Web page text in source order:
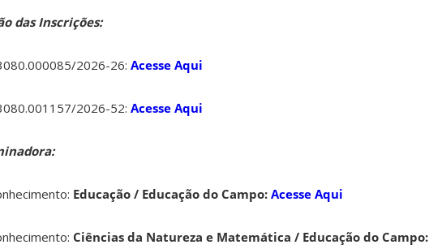
das Inscrições:
2026-26: Acesse Aqui
2026-52: Acesse Aqui
Educação / Educação do Campo: Acesse Aqui
Ciências da Natureza e Matemática / Educação do Campo: